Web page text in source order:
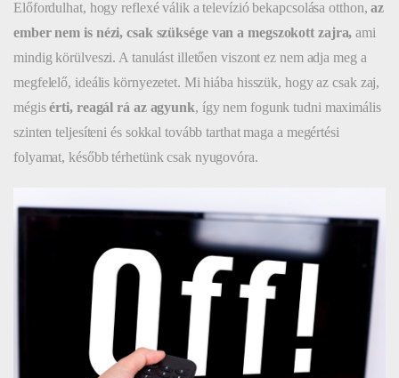
Előfordulhat, hogy reflexé válik a televízió bekapcsolása otthon,az
ember nem is nézi, csak szüksége van a megszokott zajra, ami
mindig körülveszi. A tanulást illetően viszont ez nem adja meg a
megfelelő, ideális környezetet. Mi hiába hisszük, hogy az csak zaj,
mégisérti, reagál rá az agyunk, így nem fogunk tudni maximális
szinten teljesíteni és sokkal tovább tarthat maga a megértési
folyamat, később térhetünk csak nyugovóra.